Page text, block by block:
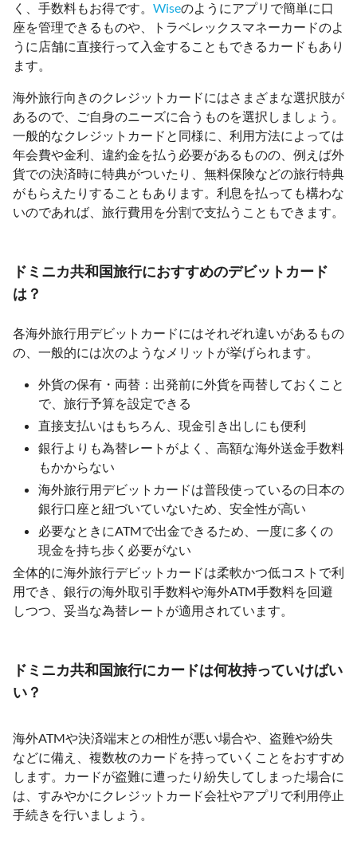
く、手数料もお得です。 Wiseのようにアプリで簡単に口
座を管理できるものや、トラベレックスマネーカードのよ
うに店舗に直接行って入金することもできるカードもあり
ます。
海外旅行向きのクレジットカードにはさまざまな選択肢が
あるので、ご自身のニーズに合うものを選択しましょう。
一般的なクレジットカードと同様に、利用方法によっては
年会費や金利、違約金を払う必要があるものの、例えば外
貨での決済時に特典がついたり、無料保険などの旅行特典
がもらえたりすることもあります。利息を払っても構わな
いのであれば、旅行費用を分割で支払うこともできます。
ドミニカ共和国旅行におすすめのデビットカード
は？
各海外旅行用デビットカードにはそれぞれ違いがあるもの
の、一般的には次のようなメリットが挙げられます。
外貨の保有・両替：出発前に外貨を両替しておくこと
で、旅行予算を設定できる
直接支払いはもちろん、現金引き出しにも便利
銀行よりも為替レートがよく、高額な海外送金手数料
もかからない
海外旅行用デビットカードは普段使っているの日本の
銀行口座と紐づいていないため、安全性が高い
必要なときにATMで出金できるため、一度に多くの
現金を持ち歩く必要がない
全体的に海外旅行デビットカードは柔軟かつ低コストで利
用でき、銀行の海外取引手数料や海外ATM手数料を回避
しつつ、妥当な為替レートが適用されています。
ドミニカ共和国旅行にカードは何枚持っていけばい
い？
海外ATMや決済端末との相性が悪い場合や、盗難や紛失
などに備え、複数枚のカードを持っていくことをおすすめ
します。カードが盗難に遭ったり紛失してしまった場合に
は、すみやかにクレジットカード会社やアプリで利用停止
手続きを行いましょう。